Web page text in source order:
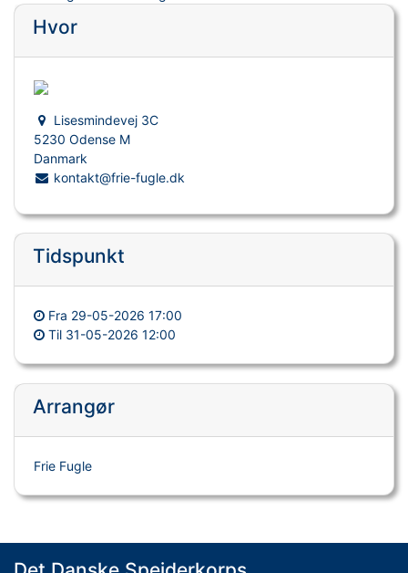
Hvor
Lisesmindevej 3C
5230 Odense M
Danmark
kontakt@frie-fugle.dk
Tidspunkt
Fra 29-05-2026 17:00
Til 31-05-2026 12:00
Arrangør
Frie Fugle